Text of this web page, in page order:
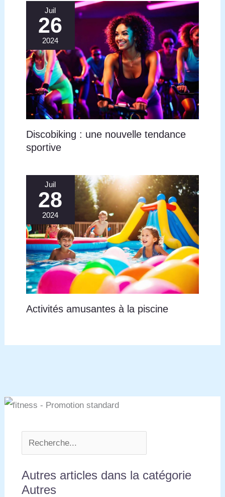
Juil
26
2024
Discobiking : une nouvelle tendance
sportive
Juil
28
2024
Activités amusantes à la piscine
Autres articles dans la catégorie
Autres